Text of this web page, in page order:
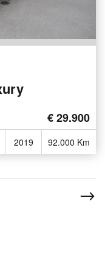
€ 29.900
2019 92.000 Km